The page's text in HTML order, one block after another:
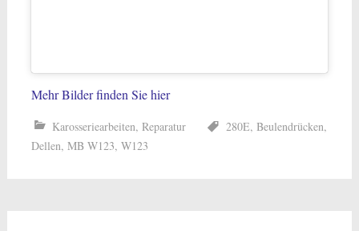
Mehr Bilder finden Sie hier
Karosseriearbeiten, Reparatur 280E, Beulendrücken,
Dellen, MB W123, W123